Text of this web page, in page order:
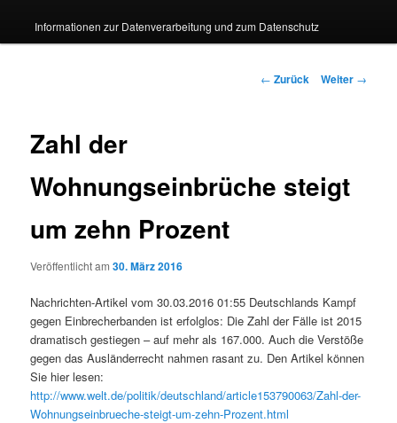
Informationen zur Datenverarbeitung und zum Datenschutz
Beitragsnavigation
← Zurück Weiter →
Zahl der
Wohnungseinbrüche steigt
um zehn Prozent
Veröffentlicht am30. März 2016
Nachrichten-Artikel vom 30.03.2016 01:55 Deutschlands Kampf
gegen Einbrecherbanden ist erfolglos: Die Zahl der Fälle ist 2015
dramatisch gestiegen – auf mehr als 167.000. Auch die Verstöße
gegen das Ausländerrecht nahmen rasant zu. Den Artikel können
Sie hier lesen:
http://www.welt.de/politik/deutschland/article153790063/Zahl-der-
Wohnungseinbrueche-steigt-um-zehn-Prozent.html